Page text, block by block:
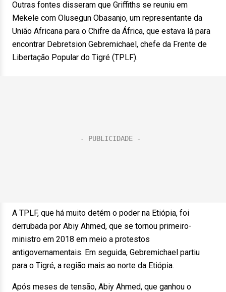
Outras fontes disseram que Griffiths se reuniu em
Mekele com Olusegun Obasanjo, um representante da
União Africana para o Chifre da África, que estava lá para
encontrar Debretsion Gebremichael, chefe da Frente de
Libertação Popular do Tigré (TPLF).
A TPLF, que há muito detém o poder na Etiópia, foi
derrubada por Abiy Ahmed, que se tornou primeiro-
ministro em 2018 em meio a protestos
antigovernamentais. Em seguida, Gebremichael partiu
para o Tigré, a região mais ao norte da Etiópia.
Após meses de tensão, Abiy Ahmed, que ganhou o